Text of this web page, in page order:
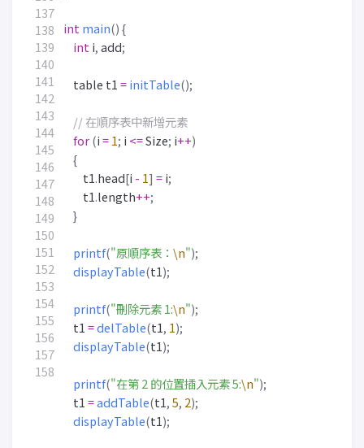
137
144
147
154
157
int main() {
int i, add;
table t1 =initTable();
for(i =1; i <=Size; i++)
{
t1.head[i - 1] =i;
t1.length++;
}
printf("原順序表：\n");
displayTable(t1);
printf("刪除元素 1:\n");
t1 =delTable(t1, 1);
displayTable(t1);
printf("在第 2 的位置插入元素 5:\n");
t1 =addTable(t1, 5, 2);
displayTable(t1);